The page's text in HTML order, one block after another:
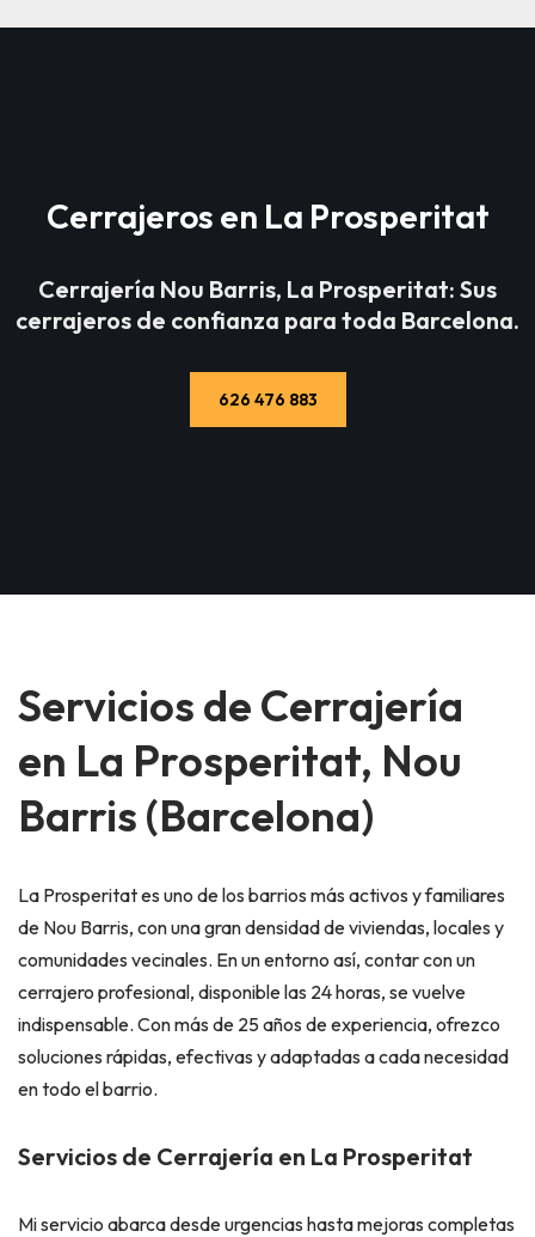
Cerrajeros en La Prosperitat
Cerrajería Nou Barris, La Prosperitat: Sus
cerrajeros de confianza para toda Barcelona.
626 476 883
Servicios de Cerrajería
en La Prosperitat, Nou
Barris (Barcelona)
La Prosperitat es uno de los barrios más activos y familiares
de Nou Barris, con una gran densidad de viviendas, locales y
comunidades vecinales. En un entorno así, contar con un
cerrajero profesional, disponible las 24 horas, se vuelve
indispensable. Con más de 25 años de experiencia, ofrezco
soluciones rápidas, efectivas y adaptadas a cada necesidad
en todo el barrio.
Servicios de Cerrajería en La Prosperitat
Mi servicio abarca desde urgencias hasta mejoras completas